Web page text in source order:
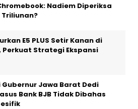
Nadiem Diperiksa
Triliunan?
E5 PLUS Setir Kanan di
Perkuat Strategi Ekspansi
Gubernur Jawa Barat Dedi
Bank BJB Tidak Dibahas